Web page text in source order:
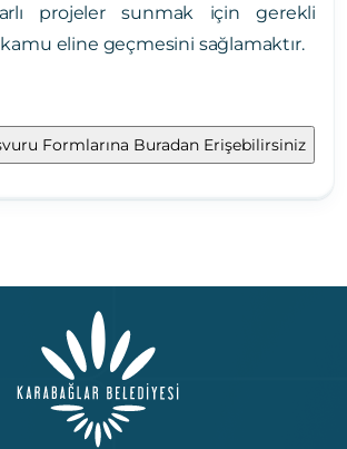
projeler sunmak için gerekli
kamu eline geçmesini sağlamaktır.